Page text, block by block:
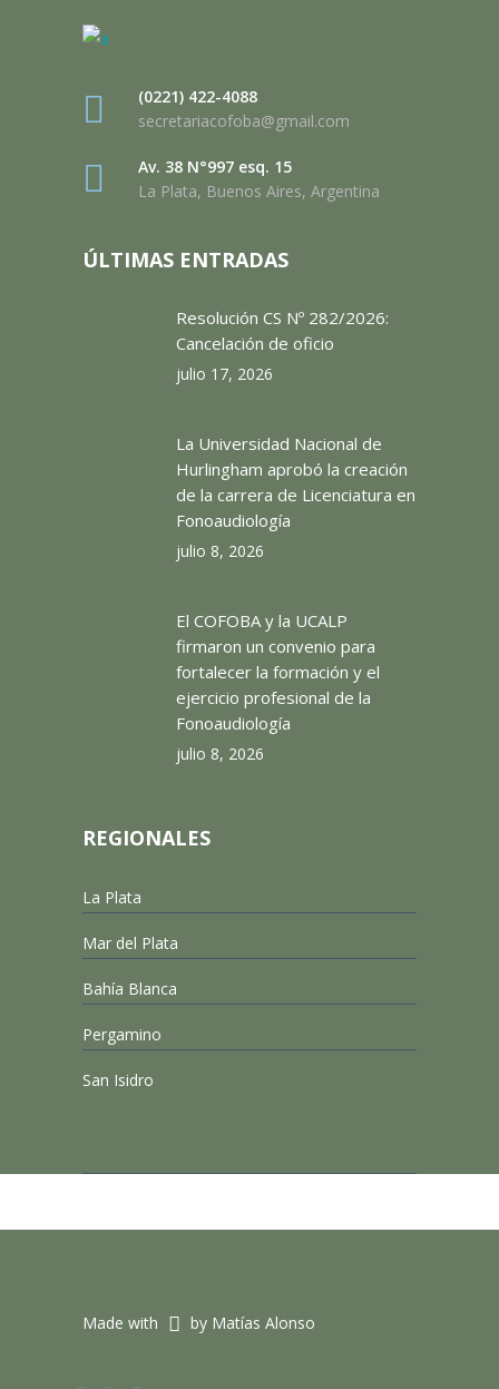
(0221) 422-4088
secretariacofoba@gmail.com
Av. 38 N°997 esq. 15
La Plata, Buenos Aires, Argentina
ÚLTIMAS ENTRADAS
Resolución CS Nº 282/2026:
Cancelación de oficio
julio 17, 2026
La Universidad Nacional de
Hurlingham aprobó la creación
de la carrera de Licenciatura en
Fonoaudiología
julio 8, 2026
El COFOBA y la UCALP
firmaron un convenio para
fortalecer la formación y el
ejercicio profesional de la
Fonoaudiología
julio 8, 2026
REGIONALES
La Plata
Mar del Plata
Bahía Blanca
Pergamino
San Isidro
Made with by Matías Alonso